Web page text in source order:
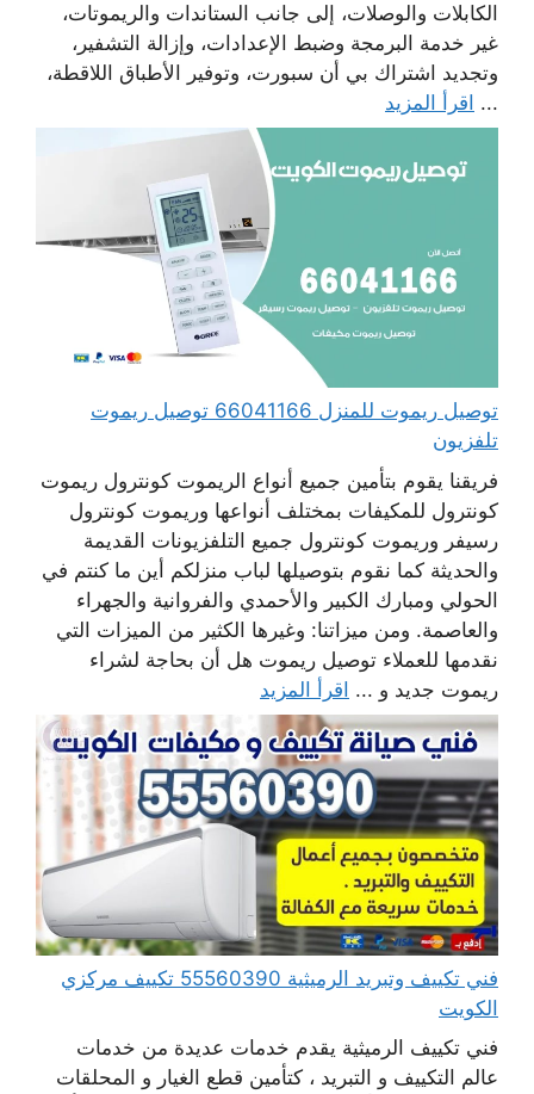
الكابلات والوصلات، إلى جانب الستاندات والريموتات،
غير خدمة البرمجة وضبط الإعدادات، وإزالة التشفير،
وتجديد اشتراك بي أن سبورت، وتوفير الأطباق اللاقطة،
... اقرأ المزيد
توصيل ريموت للمنزل 66041166 توصيل ريموت
تلفزيون
فريقنا يقوم بتأمين جميع أنواع الريموت كونترول ريموت
كونترول للمكيفات بمختلف أنواعها وريموت كونترول
رسيفر وريموت كونترول جميع التلفزيونات القديمة
والحديثة كما نقوم بتوصيلها لباب منزلكم أين ما كنتم في
الحولي ومبارك الكبير والأحمدي والفروانية والجهراء
والعاصمة. ومن ميزاتنا: وغيرها الكثير من الميزات التي
نقدمها للعملاء توصيل ريموت هل أن بحاجة لشراء
ريموت جديد و ... اقرأ المزيد
فني تكييف وتبريد الرميثية 55560390 تكييف مركزي
الكويت
فني تكييف الرميثية يقدم خدمات عديدة من خدمات
عالم التكييف و التبريد ، كتأمين قطع الغيار و المحلقات